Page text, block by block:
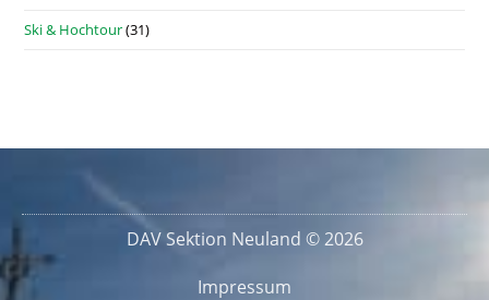
Ski & Hochtour(31)
DAV Sektion Neuland © 2026
Impressum